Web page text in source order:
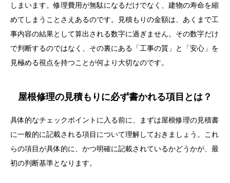
しまいます。修理費用が無駄になるだけでなく、建物の寿命を縮
めてしまうことさえあるのです。見積もりの金額は、あくまで工
事内容の結果として算出される数字に過ぎません。その数字だけ
で判断するのではなく、その裏にある「工事の質」と「安心」を
見極める視点を持つことが何より大切なのです。
屋根修理の見積もりに必ず書かれる項目とは？
具体的なチェックポイントに入る前に、まずは屋根修理の見積書
に一般的に記載される項目について理解しておきましょう。これ
らの項目が具体的に、かつ明確に記載されているかどうかが、最
初の判断基準となります。